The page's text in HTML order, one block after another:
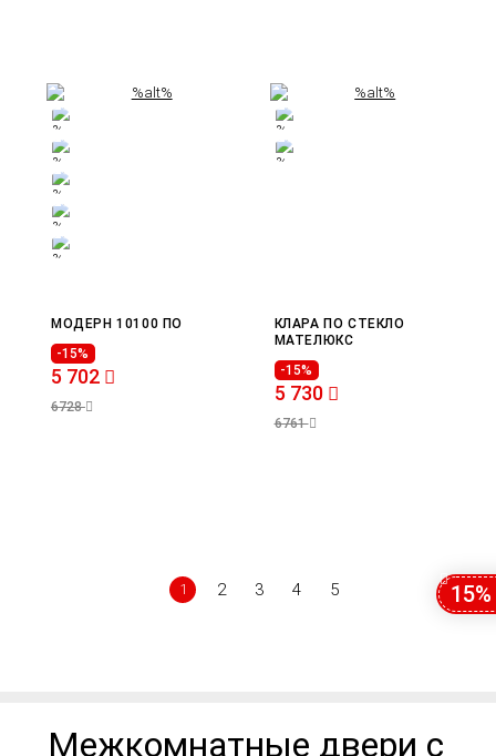
МОДЕРН 10100 ПО
-15%
5 702
6728
КЛАРА ПО СТЕКЛО
МАТЕЛЮКС
-15%
5 730
6761
1 2 3 4 5
Межкомнатные двери с
15%